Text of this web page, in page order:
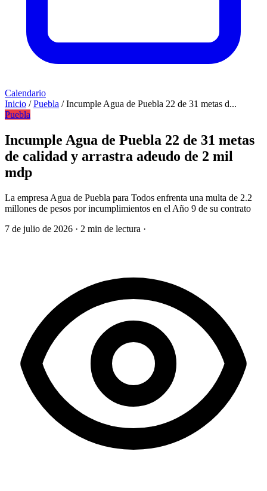
Calendario
Inicio / Puebla / Incumple Agua de Puebla 22 de 31 metas d...
Puebla
Incumple Agua de Puebla 22 de 31 metas
de calidad y arrastra adeudo de 2 mil
mdp
La empresa Agua de Puebla para Todos enfrenta una multa de 2.2
millones de pesos por incumplimientos en el Año 9 de su contrato
7 de julio de 2026 · 2 min de lectura ·